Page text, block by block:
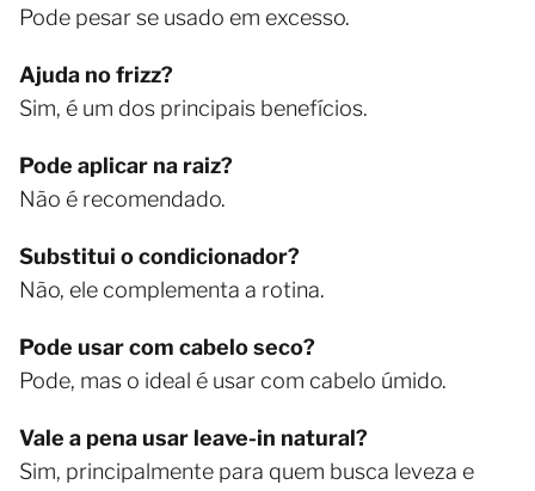
Pode pesar se usado em excesso.
Ajuda no frizz?
Sim, é um dos principais benefícios.
Pode aplicar na raiz?
Não é recomendado.
Substitui o condicionador?
Não, ele complementa a rotina.
Pode usar com cabelo seco?
Pode, mas o ideal é usar com cabelo úmido.
Vale a pena usar leave-in natural?
Sim, principalmente para quem busca leveza e